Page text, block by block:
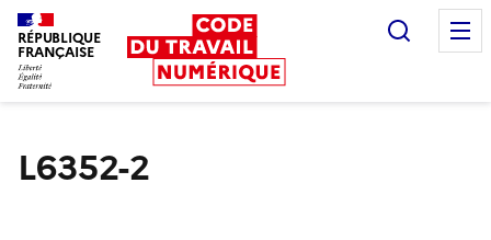
RÉPUBLIQUE
FRANÇAISE
L6352-2